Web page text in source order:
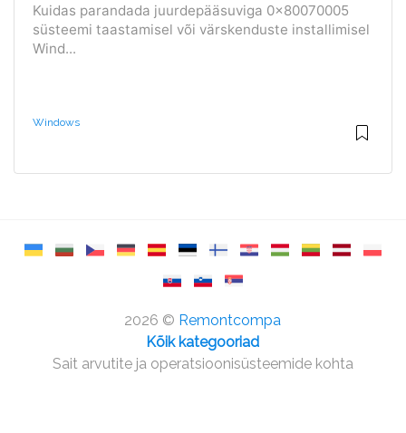
Kuidas parandada juurdepääsuviga 0x80070005
süsteemi taastamisel või värskenduste installimisel
Wind...
Windows
2026 © Remontcompa
Kõik kategooriad
Sait arvutite ja operatsioonisüsteemide kohta